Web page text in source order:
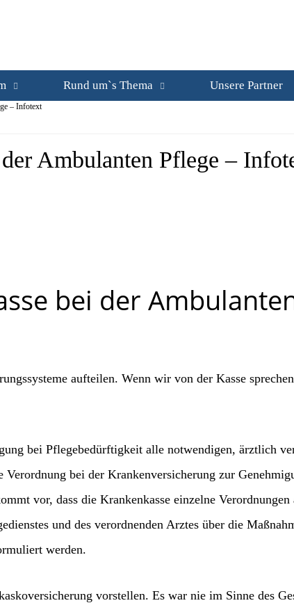
Rund um`s Thema Unsere Partner
– Infotext
Ambulanten Pflege –
bei der
aufteilen. Wenn wir von der Kasse
bei Pflegebedürftigkeit alle notwendigen, ärztlich
bei der Krankenversicherung zur
vor, dass die Krankenkasse einzelne
und des verordnenden Arztes über die
werden.
vorstellen. Es war nie im Sinne des